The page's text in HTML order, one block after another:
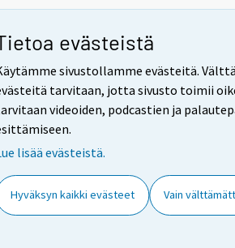
evästeistä
sivustollamme evästeitä.
tarvitaan, jotta sivusto toimii
videoiden, podcastien ja
lisää evästeistä.
Hyväksyn kaikki evästeet Vain